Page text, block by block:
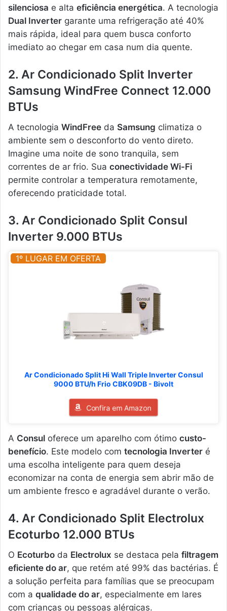
silenciosa e alta eficiência energética. A tecnologia
Dual Inverter garante uma refrigeração até 40%
mais rápida, ideal para quem busca conforto
imediato ao chegar em casa num dia quente.
2. Ar Condicionado Split Inverter
Samsung WindFree Connect 12.000
BTUs
A tecnologia WindFree da Samsung climatiza o
ambiente sem o desconforto do vento direto.
Imagine uma noite de sono tranquila, sem
correntes de ar frio. Sua conectividade Wi-Fi
permite controlar a temperatura remotamente,
oferecendo praticidade total.
3. Ar Condicionado Split Consul
Inverter 9.000 BTUs
1º LUGAR EM OFERTA
Ar Condicionado Split Hi Wall Triple Inverter Consul
9000 BTU/h Frio CBK09DB - Bivolt
Confira em Amazon
A Consul oferece um aparelho com ótimo custo-
benefício. Este modelo com tecnologia Inverter é
uma escolha inteligente para quem deseja
economizar na conta de energia sem abrir mão de
um ambiente fresco e agradável durante o verão.
4. Ar Condicionado Split Electrolux
Ecoturbo 12.000 BTUs
O Ecoturbo da Electrolux se destaca pela filtragem
eficiente do ar, que retém até 99% das bactérias. É
a solução perfeita para famílias que se preocupam
com a qualidade do ar, especialmente em lares
com crianças ou pessoas alérgicas.